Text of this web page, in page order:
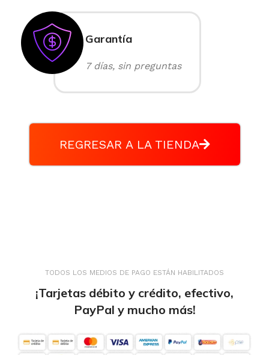
Garantía
7 días, sin preguntas
REGRESAR A LA TIENDA
TODOS LOS MEDIOS DE PAGO ESTÁN HABILITADOS
¡Tarjetas débito y crédito, efectivo,
PayPal y mucho más!